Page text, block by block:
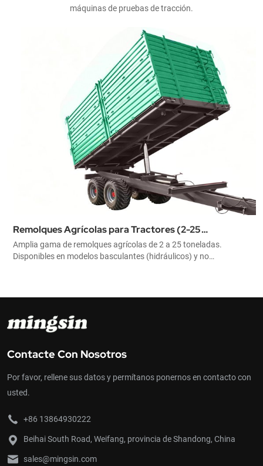
máquinas de pruebas de tracción.
(2-25
2 a 25 toneladas.
y no
Remolque Del Timón
Los remolques cumplen los requisitos
seguridad, flexibilidad y durabilidad.
Contacte Con Nosotros
Por favor, rellene sus datos y permítanos ponernos en contacto con
usted.
+86 13864930222
Beihai South Road, Weifang, provincia de Shandong, China
sales@mingsin.com